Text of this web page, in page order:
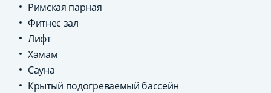
Римская парная
Фитнес зал
Лифт
Хамам
Сауна
Крытый подогреваемый бассейн